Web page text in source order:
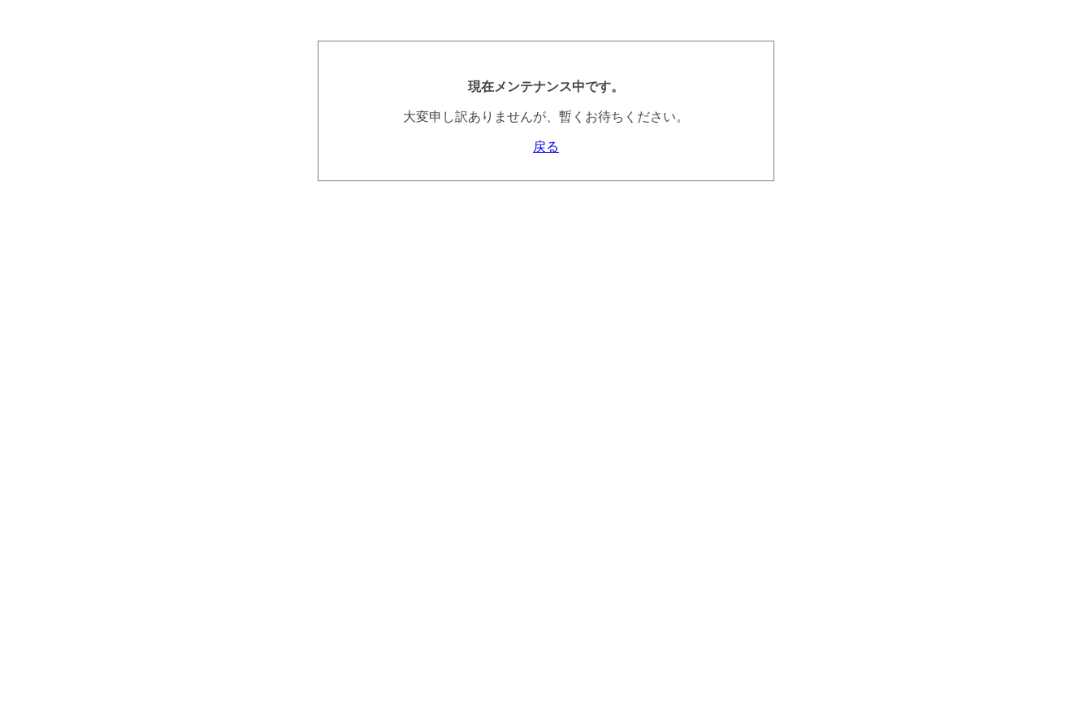
現在メンテナンス中です。
大変申し訳ありませんが、暫くお待ちください。
戻る